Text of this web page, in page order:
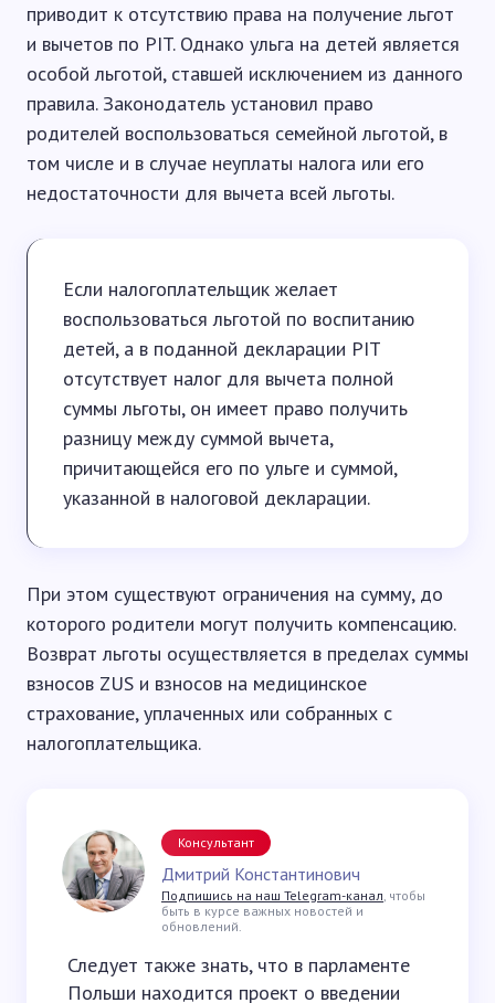
приводит к отсутствию права на получение льгот
и вычетов по PIT. Однако ульга на детей является
особой льготой, ставшей исключением из данного
правила. Законодатель установил право
родителей воспользоваться семейной льготой, в
том числе и в случае неуплаты налога или его
недостаточности для вычета всей льготы.
Если налогоплательщик желает
воспользоваться льготой по воспитанию
детей, а в поданной декларации PIT
отсутствует налог для вычета полной
суммы льготы, он имеет право получить
разницу между суммой вычета,
причитающейся его по ульге и суммой,
указанной в налоговой декларации.
При этом существуют ограничения на сумму, до
которого родители могут получить компенсацию.
Возврат льготы осуществляется в пределах суммы
взносов ZUS и взносов на медицинское
страхование, уплаченных или собранных с
налогоплательщика.
Консультант
Дмитрий Константинович
Подпишись на наш Telegram-канал, чтобы
быть в курсе важных новостей и
обновлений.
Следует также знать, что в парламенте
Польши находится проект о введении